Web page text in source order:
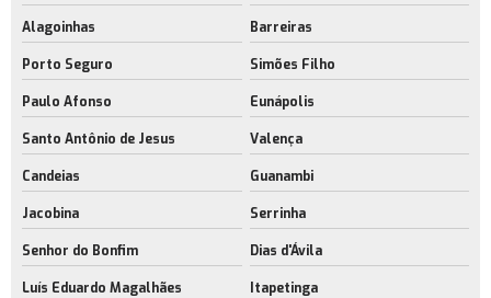
Alagoinhas Barreiras
Porto Seguro Simões Filho
Paulo Afonso Eunápolis
Santo Antônio de Jesus Valença
Candeias Guanambi
Jacobina Serrinha
Senhor do Bonfim Dias d'Ávila
Luís Eduardo Magalhães Itapetinga